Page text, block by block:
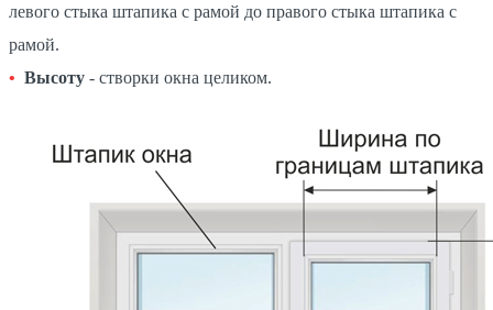
левого стыка штапика с рамой до правого стыка штапика с
рамой.
Высоту - створки окна целиком.